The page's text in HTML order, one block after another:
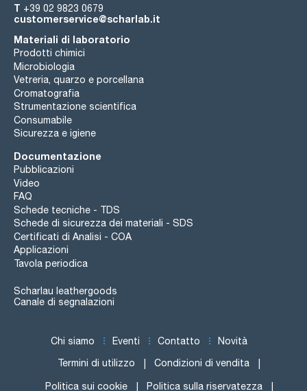
T +39 02 9823 0679
customerservice@scharlab.it
Materiali di laboratorio
Prodotti chimici
Microbiologia
Vetreria, quarzo e porcellana
Cromatografia
Strumentazione scientifica
Consumabile
Sicurezza e igiene
Documentazione
Pubblicazioni
Video
FAQ
Schede tecniche - TDS
Schede di sicurezza dei materiali - SDS
Certificati di Analisi - COA
Applicazioni
Tavola periodica
Scharlau leathergoods
Canale di segnalazioni
Chi siamo Eventi Contatto Novità
Termini di utilizzo Condizioni di vendita
Politica sui cookie Politica sulla riservatezza